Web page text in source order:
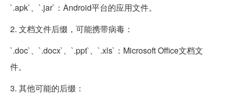
`.apk`、`.jar`：Android平台的应用文件。
2. 文档文件后缀，可能携带病毒：
`.doc`、`.docx`、`.ppt`、`.xls`：Microsoft Office文档文
件。
3. 其他可能的后缀：